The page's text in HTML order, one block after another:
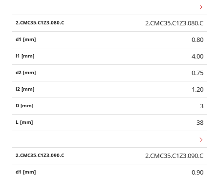
2.CMC35.C1Z3.080.C
0.80
4.00
0.75
1.20
3
38
2.CMC35.C1Z3.090.C
0.90